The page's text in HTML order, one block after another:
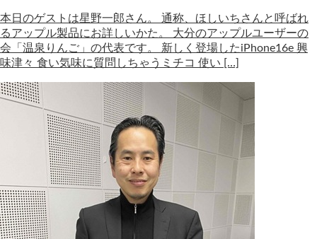
本日のゲストは星野一郎さん。 通称、ほしいちさんと呼ばれ
るアップル製品にお詳しいかた。 大分のアップルユーザーの
会「温泉りんご」の代表です。 新しく登場したiPhone16e 興
味津々 食い気味に質問しちゃうミチコ 使い […]